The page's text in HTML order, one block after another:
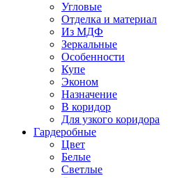
Угловые
Отделка и материал
Из МДФ
Зеркальные
Особенности
Купе
Эконом
Назначение
В коридор
Для узкого коридора
Гардеробные
Цвет
Белые
Светлые